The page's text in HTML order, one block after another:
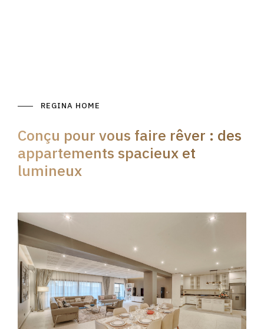
REGINA HOME
Conçu pour vous faire rêver : des
appartements spacieux et
lumineux